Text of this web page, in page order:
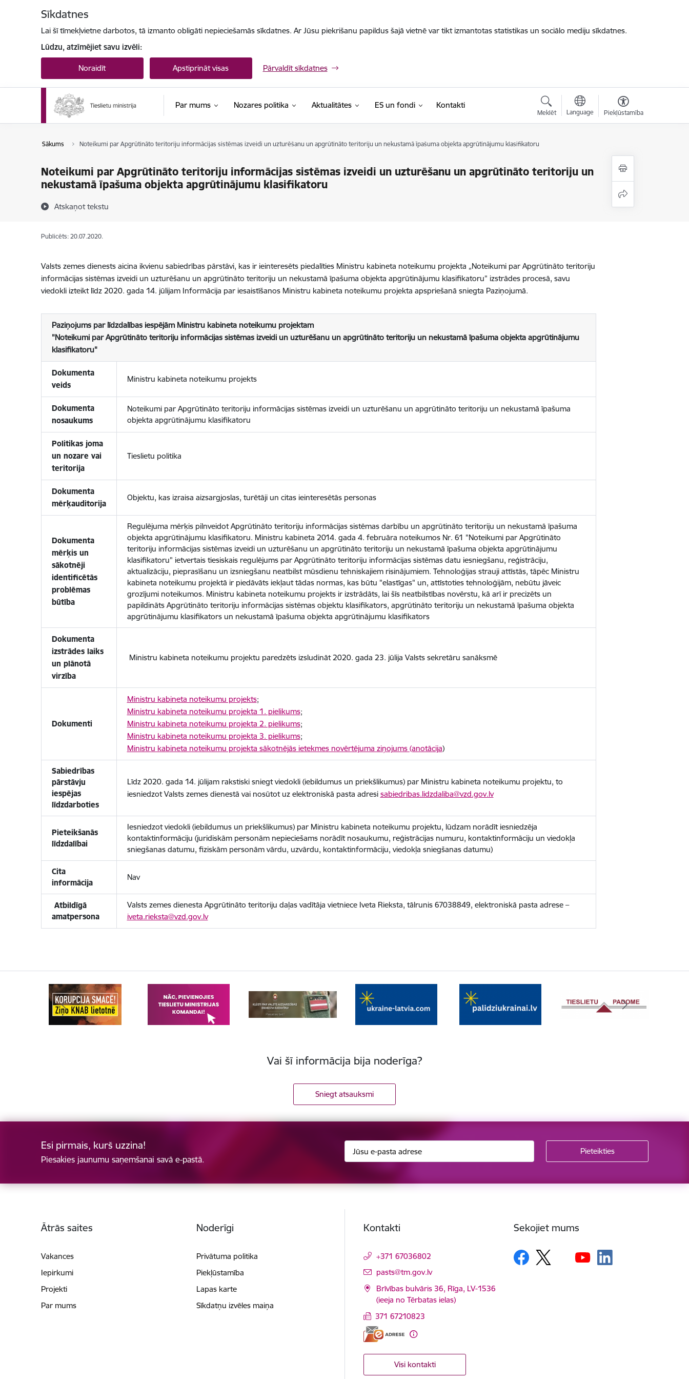
Sīkdatnes
Lai šī tīmekļvietne darbotos, tā izmanto obligāti nepieciešamās sīkdatnes. Ar Jūsu piekrišanu papildus šajā vietnē var tikt izmantotas statistikas un sociālo mediju sīkdatnes.
Lūdzu, atzīmējiet savu izvēli:
Noraidīt Apstiprināt visas Pārvaldīt sīkdatnes
Par mums Nozares politika Aktualitātes ES un fondi Kontakti
Meklēt Language Piekļūstamība
Sākums Noteikumi par Apgrūtināto teritoriju informācijas sistēmas izveidi un uzturēšanu un apgrūtināto teritoriju un nekustamā īpašuma objekta apgrūtinājumu klasifikatoru
Noteikumi par Apgrūtināto teritoriju informācijas sistēmas izveidi un uzturēšanu un apgrūtināto teritoriju un
nekustamā īpašuma objekta apgrūtinājumu klasifikatoru
Atskaņot tekstu
Publicēts: 20.07.2020.
Valsts zemes dienests aicina ikvienu sabiedrības pārstāvi, kas ir ieinteresēts piedalīties Ministru kabineta noteikumu projekta „Noteikumi par Apgrūtināto teritoriju
informācijas sistēmas izveidi un uzturēšanu un apgrūtināto teritoriju un nekustamā īpašuma objekta apgrūtinājumu klasifikatoru” izstrādes procesā, savu
viedokli izteikt līdz 2020. gada 14. jūlijam Informācija par iesaistīšanos Ministru kabineta noteikumu projekta apspriešanā sniegta Paziņojumā.
Paziņojums par līdzdalības iespējām Ministru kabineta noteikumu projektam
"Noteikumi par Apgrūtināto teritoriju informācijas sistēmas izveidi un uzturēšanu un apgrūtināto teritoriju un nekustamā īpašuma objekta apgrūtinājumu
klasifikatoru"
Dokumenta
veids
Ministru kabineta noteikumu projekts
Dokumenta
nosaukums
Noteikumi par Apgrūtināto teritoriju informācijas sistēmas izveidi un uzturēšanu un apgrūtināto teritoriju un nekustamā īpašuma
objekta apgrūtinājumu klasifikatoru
Politikas joma
un nozare vai
teritorija
Tieslietu politika
Dokumenta
mērķauditorija
Objektu, kas izraisa aizsargjoslas, turētāji un citas ieinteresētās personas
Dokumenta
mērķis un
sākotnēji
identificētās
problēmas
būtība
Regulējuma mērķis pilnveidot Apgrūtināto teritoriju informācijas sistēmas darbību un apgrūtināto teritoriju un nekustamā īpašuma
objekta apgrūtinājumu klasifikatoru. Ministru kabineta 2014. gada 4. februāra noteikumos Nr. 61 "Noteikumi par Apgrūtināto
teritoriju informācijas sistēmas izveidi un uzturēšanu un apgrūtināto teritoriju un nekustamā īpašuma objekta apgrūtinājumu
klasifikatoru" ietvertais tiesiskais regulējums par Apgrūtināto teritoriju informācijas sistēmas datu iesniegšanu, reģistrāciju,
aktualizāciju, pieprasīšanu un izsniegšanu neatbilst mūsdienu tehniskajiem risinājumiem. Tehnoloģijas strauji attīstās, tāpēc Ministru
kabineta noteikumu projektā ir piedāvāts iekļaut tādas normas, kas būtu "elastīgas" un, attīstoties tehnoloģijām, nebūtu jāveic
grozījumi noteikumos. Ministru kabineta noteikumu projekts ir izstrādāts, lai šīs neatbilstības novērstu, kā arī ir precizēts un
papildināts Apgrūtināto teritoriju informācijas sistēmas objektu klasifikators, apgrūtināto teritoriju un nekustamā īpašuma objekta
apgrūtinājumu klasifikators un nekustamā īpašuma objekta apgrūtinājumu klasifikators
Dokumenta
izstrādes laiks
un plānotā
virzība
Ministru kabineta noteikumu projektu paredzēts izsludināt 2020. gada 23. jūlija Valsts sekretāru sanāksmē
Dokumenti
Ministru kabineta noteikumu projekts;
Ministru kabineta noteikumu projekta 1. pielikums;
Ministru kabineta noteikumu projekta 2. pielikums;
Ministru kabineta noteikumu projekta 3. pielikums;
Ministru kabineta noteikumu projekta sākotnējās ietekmes novērtējuma ziņojums (anotācija)
Sabiedrības
pārstāvju
iespējas
līdzdarboties
Līdz 2020. gada 14. jūlijam rakstiski sniegt viedokli (iebildumus un priekšlikumus) par Ministru kabineta noteikumu projektu, to
iesniedzot Valsts zemes dienestā vai nosūtot uz elektroniskā pasta adresi sabiedribas.lidzdaliba@vzd.gov.lv
Pieteikšanās
līdzdalībai
Iesniedzot viedokli (iebildumus un priekšlikumus) par Ministru kabineta noteikumu projektu, lūdzam norādīt iesniedzēja
kontaktinformāciju (juridiskām personām nepieciešams norādīt nosaukumu, reģistrācijas numuru, kontaktinformāciju un viedokļa
sniegšanas datumu, fiziskām personām vārdu, uzvārdu, kontaktinformāciju, viedokļa sniegšanas datumu)
Cita
informācija
Nav
Atbildīgā
amatpersona
Valsts zemes dienesta Apgrūtināto teritoriju daļas vadītāja vietniece Iveta Rieksta, tālrunis 67038849, elektroniskā pasta adrese –
iveta.rieksta@vzd.gov.lv
Vai šī informācija bija noderīga?
Sniegt atsauksmi
Esi pirmais, kurš uzzina!
Piesakies jaunumu saņemšanai savā e-pastā.
Ātrās saites
Vakances
Iepirkumi
Projekti
Par mums
Noderīgi
Privātuma politika
Piekļūstamība
Lapas karte
Sīkdatņu izvēles maiņa
Kontakti
+371 67036802
E-pasts:
pasts@tm.gov.lv
Brīvības bulvāris 36, Rīga, LV-1536
(ieeja no Tērbatas ielas)
371 67210823
Visi kontakti
Sekojiet mums